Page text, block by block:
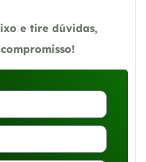
e tire dúvidas,